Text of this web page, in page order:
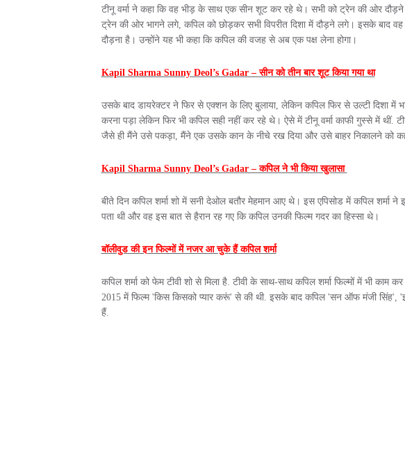
टीनू वर्मा ने कहा कि वह भीड़ के साथ एक सीन शूट कर रहे थे। सभी को ट्रेन की ओर दौड़ने
ट्रेन की ओर भागने लगे, कपिल को छोड़कर सभी विपरीत दिशा में दौड़ने लगे। इसके बाद
दौड़ना है। उन्होंने यह भी कहा कि कपिल की वजह से अब एक पक्ष लेना होगा।
Kapil Sharma Sunny Deol’s Gadar – सीन को तीन बार शूट किया गया था
उसके बाद डायरेक्टर ने फिर से एक्शन के लिए बुलाया, लेकिन कपिल फिर से उल्टी दिशा में
करना पड़ा लेकिन फिर भी कपिल सही नहीं कर रहे थे। ऐसे में टीनू वर्मा काफी गुस्से में थीं.
जैसे ही मैंने उसे पकड़ा, मैंने एक उसके कान के नीचे रख दिया और उसे बाहर निकालने को
Kapil Sharma Sunny Deol’s Gadar – कपिल ने भी किया खुलासा
बीते दिन कपिल शर्मा शो में सनी देओल बतौर मेहमान आए थे। इस एपिसोड में कपिल शर्मा
पता थी और वह इस बात से हैरान रह गए कि कपिल उनकी फिल्म गदर का हिस्सा थे।
बॉलीवुड की इन फिल्मों में नजर आ चुके हैं कपिल शर्मा
कपिल शर्मा को फेम टीवी शो से मिला है. टीवी के साथ-साथ कपिल शर्मा फिल्मों में भी
2015 में फिल्म 'किस किसको प्यार करूं' से की थी. इसके बाद कपिल 'सन ऑफ मंजी सिंह',
हैं.